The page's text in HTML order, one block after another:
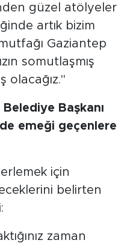
güzel atölyeler
artık bizim
Gaziantep
somutlaşmış
olacağız."
Başkanı
emeği geçenlere
için
belirten
zaman